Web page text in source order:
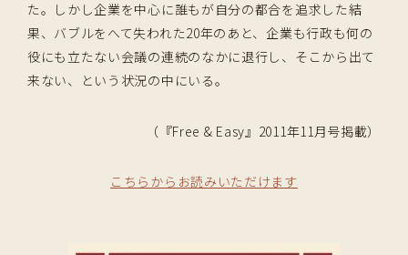
た。しかし企業を中心に誰もが自分の都合を追求した結
果、バブルをへて失われた20年のあと、企業も行政も何の
役にも立たない会議の連続のなかに退行し、そこから出て
来ない、という状況の中にいる。
（『Free & Easy』2011年11月号掲載）
こちらからお読みいただけます